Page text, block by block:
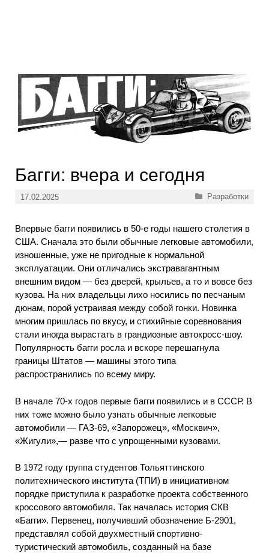
Багги: вчера и сегодня
17.02.2025 Рубрики
Разработки
Впервые багги появились в 50-е годы нашего столетия в
США. Сначала это были обычные легковые автомобили,
изношенные, уже не пригодные к нормальной
эксплуатации. Они отличались экстравагантным
внешним видом — без дверей, крыльев, а то и вовсе без
кузова. На них владельцы лихо носились по песчаным
дюнам, порой устраивая между собой гонки. Новинка
многим пришлась по вкусу, и стихийные соревнования
стали иногда вырастать в грандиозные автокросс-шоу.
Популярность багги росла и вскоре перешагнула
границы Штатов — машины этого типа
распространились по всему миру.
В начале 70-х годов первые багги появились и в СССР. В
них тоже можно было узнать обычные легковые
автомобили — ГАЗ-69, «Запорожец», «Москвич»,
«Жигули»,— разве что с упрощенными кузовами.
В 1972 году группа студентов Тольяттинского
политехнического института (ТПИ) в инициативном
порядке приступила к разработке проекта собственного
кроссового автомобиля. Так началась история СКВ
«Багги». Первенец, получивший обозначение Б-2901,
представлял собой двухместный спортивно-
туристический автомобиль, созданный на базе